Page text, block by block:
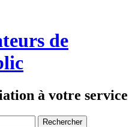
de
à votre service